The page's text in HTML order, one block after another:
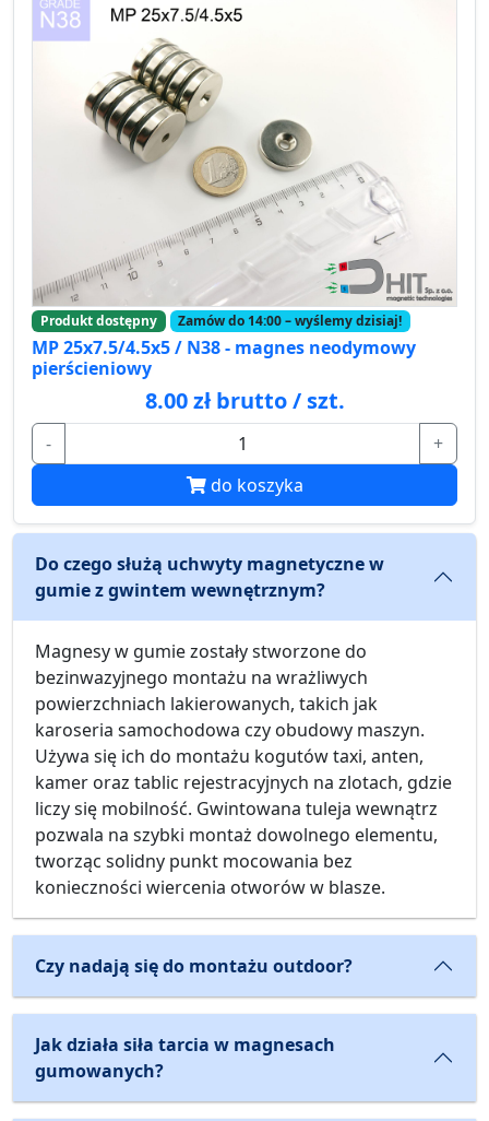
Produkt dostępny Zamów do 14:00 – wyślemy dzisiaj!
MP 25x7.5/4.5x5 / N38 - magnes neodymowy
pierścieniowy
8.00 zł brutto / szt.
-
+
do koszyka
Do czego służą uchwyty magnetyczne w
gumie z gwintem wewnętrznym?
Magnesy w gumie zostały stworzone do
bezinwazyjnego montażu na wrażliwych
powierzchniach lakierowanych, takich jak
karoseria samochodowa czy obudowy maszyn.
Używa się ich do montażu kogutów taxi, anten,
kamer oraz tablic rejestracyjnych na zlotach, gdzie
liczy się mobilność. Gwintowana tuleja wewnątrz
pozwala na szybki montaż dowolnego elementu,
tworząc solidny punkt mocowania bez
konieczności wiercenia otworów w blasze.
Czy nadają się do montażu outdoor?
Jak działa siła tarcia w magnesach
gumowanych?